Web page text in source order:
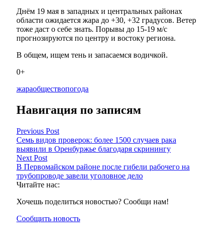
Днём 19 мая в западных и центральных районах
области ожидается жара до +30, +32 градусов. Ветер
тоже даст о себе знать. Порывы до 15-19 м/с
прогнозируются по центру и востоку региона.
В общем, ищем тень и запасаемся водичкой.
0+
жараобществопогода
Навигация по записям
Previous Post
Семь видов проверок: более 1500 случаев рака
выявили в Оренбуржье благодаря скринингу
Next Post
В Первомайском районе после гибели рабочего на
трубопроводе завели уголовное дело
Читайте нас:
Хочешь поделиться новостью? Сообщи нам!
Сообщить новость